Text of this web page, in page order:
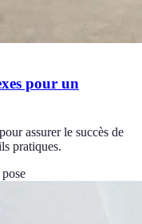
pour un
assurer le succès de
pratiques.